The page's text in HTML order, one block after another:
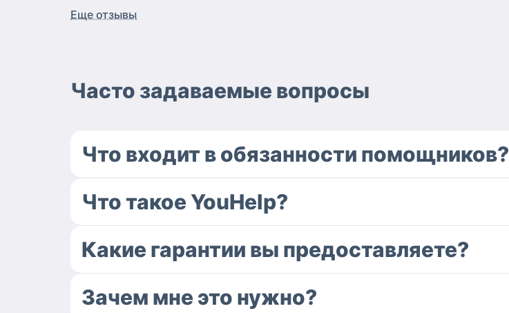
Еще отзывы
Часто задаваемые вопросы
Что входит в обязанности помощников?
Что такое YouHelp?
Какие гарантии вы предоставляете?
Зачем мне это нужно?